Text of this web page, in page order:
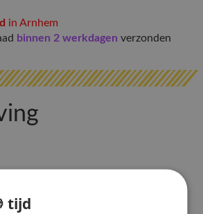
in Arnhem
binnen 2 werkdagen verzonden
tijd